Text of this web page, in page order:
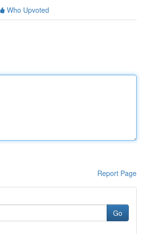
Who Upvoted
Report Page
Go